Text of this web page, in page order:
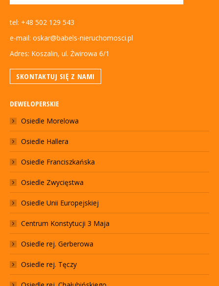
tel: +48 502 129 543
e-mail: oskar@babels-nieruchomosci.pl
Adres: Koszalin, ul. Żwirowa 6/1
SKONTAKTUJ SIĘ Z NAMI
DEWELOPERSKIE
Osiedle Morelowa
Osiedle Hallera
Osiedle Franciszkańska
Osiedle Zwycięstwa
Osiedle Unii Europejskiej
Centrum Konstytucji 3 Maja
Osiedle rej. Gerberowa
Osiedle rej. Tęczy